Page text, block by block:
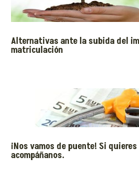
Alternativas ante la subida del
matriculación
¡Nos vamos de puente! Si quieres
acompáñanos.